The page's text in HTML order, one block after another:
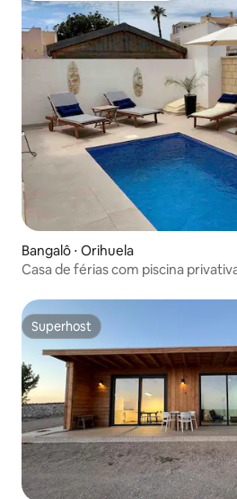
Bangalô ⋅ Orihuela
Casa de férias com piscina
Superhost
Superhost